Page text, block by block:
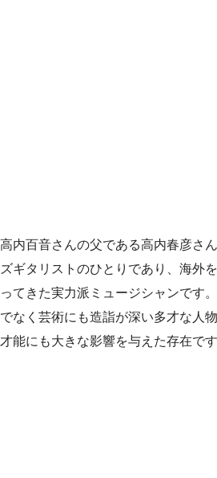
高内百音さんの父である高内春彦さ
ズギタリストのひとりであり、海外
ってきた実力派ミュージシャンです
でなく芸術にも造詣が深い多才な人
才能にも大きな影響を与えた存在です